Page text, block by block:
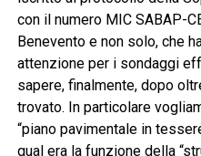
con il numero MIC SABAP-
Benevento e non solo, che
attenzione per i sondaggi
sapere, finalmente, dopo
trovato. In particolare
“piano pavimentale in
qual era la funzione della